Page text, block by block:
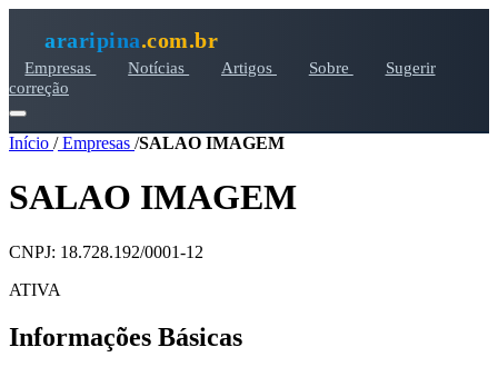
araripina.com.br
Empresas Notícias Artigos Sobre
Sugerir
correção
Início /Empresas /SALAO IMAGEM
SALAO IMAGEM
CNPJ: 18.728.192/0001-12
ATIVA
Informações Básicas